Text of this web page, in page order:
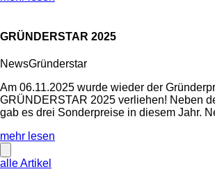
GRÜNDERSTAR 2025
NewsGründerstar
Am 06.11.2025 wurde wieder der
GRÜNDERSTAR 2025 verliehen! Neben
gab es drei Sonderpreise in diesem Jahr.
mehr lesen
alle Artikel